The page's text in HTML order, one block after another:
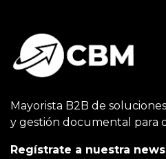
Mayorista B2B de
y gestión documental para
Regístrate a nuestra